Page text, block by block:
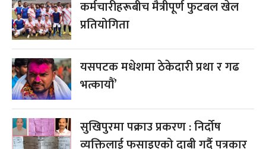
कर्मचारीहरूबीच मैत्रीपूर्ण फुटबल खेल
प्रतियोगिता
यसपटक मधेशमा ठेकेदारी प्रथा र गढ
भत्कायौं’
सुखिपुरमा पक्राउ प्रकरण : निर्दोष
व्यक्तिलाई फसाइएको दाबी गर्दै पत्रकार